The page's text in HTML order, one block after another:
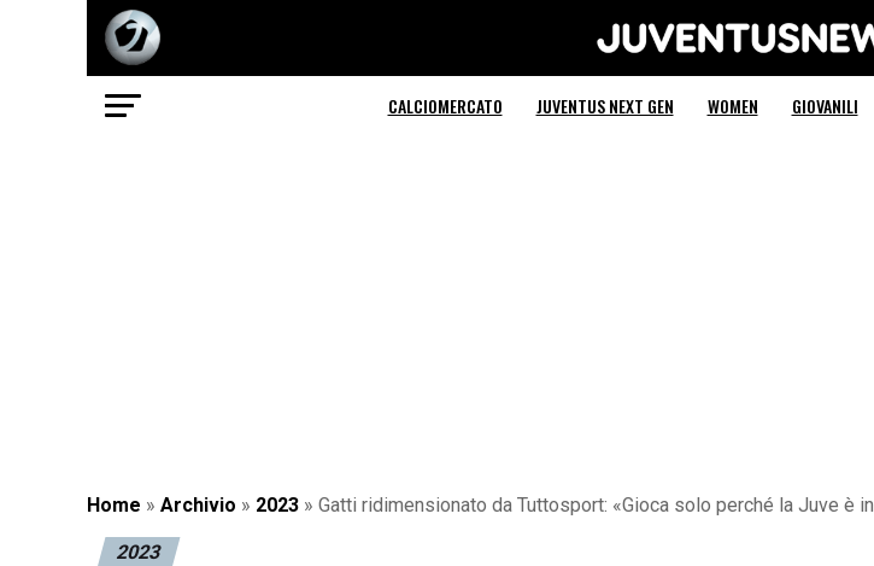
Juventus
CALCIOMERCATO JUVENTUS NEXT GEN WOMEN GIOVANILI
Home » Archivio » 2023 » Gatti ridimensionato da Tuttosport: «Gioca solo perché la Juve è
2023